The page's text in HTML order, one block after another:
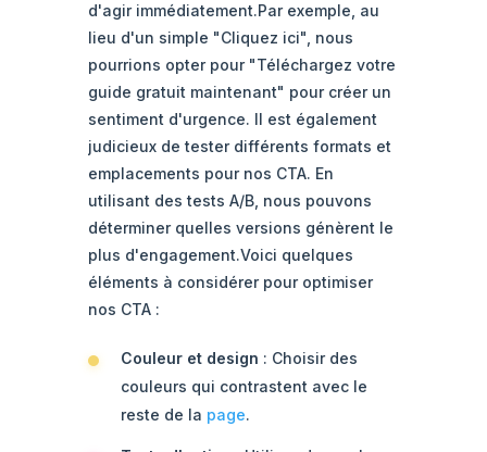
d'agir immédiatement.Par exemple, au
lieu d'un simple "Cliquez ici", nous
pourrions opter pour "Téléchargez votre
guide gratuit maintenant" pour créer un
sentiment d'urgence. Il est également
judicieux de tester différents formats et
emplacements pour nos CTA. En
utilisant des tests A/B, nous pouvons
déterminer quelles versions génèrent le
plus d'engagement.Voici quelques
éléments à considérer pour optimiser
nos CTA :
Couleur et design : Choisir des
couleurs qui contrastent avec le
reste de la page.